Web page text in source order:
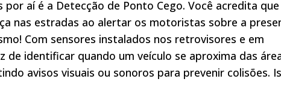
aí é a Detecção de Ponto Cego. Você acredita que
nas estradas ao alertar os motoristas sobre a
Com sensores instalados nos retrovisores e em
identificar quando um veículo se aproxima das
avisos visuais ou sonoros para prevenir colisões.